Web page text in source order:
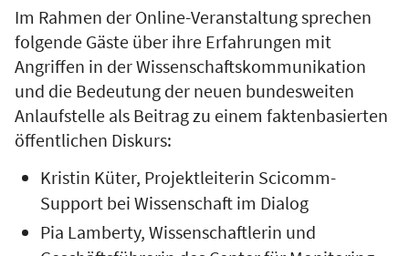
Im Rahmen der Online-Veranstaltung sprechen
folgende Gäste über ihre Erfahrungen mit
Angriffen in der Wissenschaftskommunikation
und die Bedeutung der neuen bundesweiten
Anlaufstelle als Beitrag zu einem faktenbasierten
öffentlichen Diskurs:
Kristin Küter, Projektleiterin Scicomm-
Support bei Wissenschaft im Dialog
Pia Lamberty, Wissenschaftlerin und